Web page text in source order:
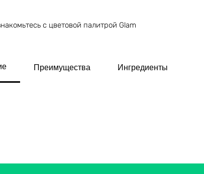
с цветовой палитрой Glam
Преимущества Ингредиенты